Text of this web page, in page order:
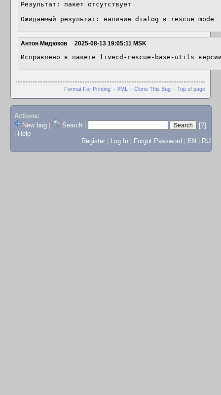
Результат: пакет отсутствует
Ожидаемый результат: наличие dialog в rescue mode
Антон Мидюков 2025-08-13 19:05:11 MSK
Исправлено в пакете livecd-rescue-base-utils
Format For Printing - XML - Clone This Bug - Top of page
Actions:
New bug
Search
[?]
Help
Register
Log In Forgot Password EN RU